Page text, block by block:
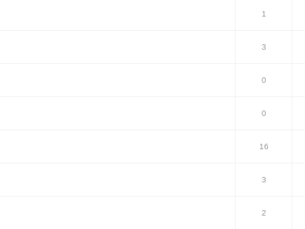
1
3
0
0
16
3
2